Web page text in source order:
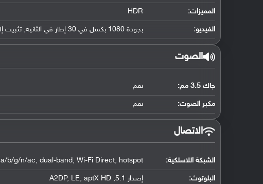
المميزات: HDR
الفيديو: بجودة 1080 بكسل في 30 إطار في الثانية, تثبيت إلكتروني بالدوران
الصوت
جاك 3.5 مم: نعم
مكبر الصوت: نعم
الاتصال
الشبكة اللاسلكية: b/g/n/ac, dual-band, Wi-Fi Direct, hotspot
البلوتوث: إصدار 5.1, A2DP, LE, aptX HD